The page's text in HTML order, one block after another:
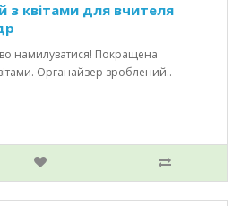
з квітами для вчителя
намилуватися! Покращена
Органайзер зроблений..